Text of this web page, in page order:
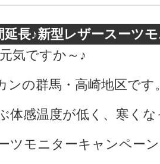
延長♪新型レザースーツ
気ですか～♪
ンの群馬・高崎地区です
体感温度が低く、寒く
ツモニターキャンペー